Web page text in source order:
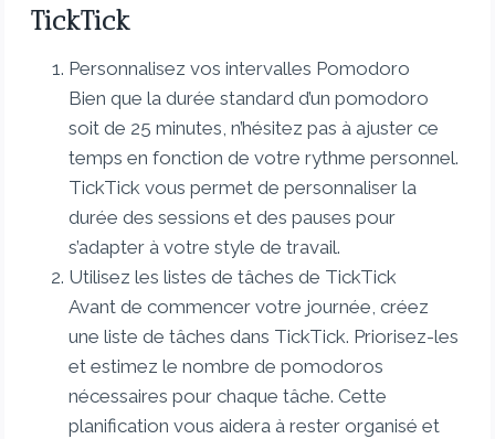
TickTick
Personnalisez vos intervalles Pomodoro
Bien que la durée standard d’un pomodoro
soit de 25 minutes, n’hésitez pas à ajuster ce
temps en fonction de votre rythme personnel.
TickTick vous permet de personnaliser la
durée des sessions et des pauses pour
s’adapter à votre style de travail.
Utilisez les listes de tâches de TickTick
Avant de commencer votre journée, créez
une liste de tâches dans TickTick. Priorisez-les
et estimez le nombre de pomodoros
nécessaires pour chaque tâche. Cette
planification vous aidera à rester organisé et